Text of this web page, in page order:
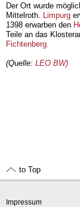
Der Ort wurde
Mittelroth. Limpurg
1398 erwarben den
Teile an das
Fichtenberg.
(Quelle: LEO BW)
to Top
Impressum